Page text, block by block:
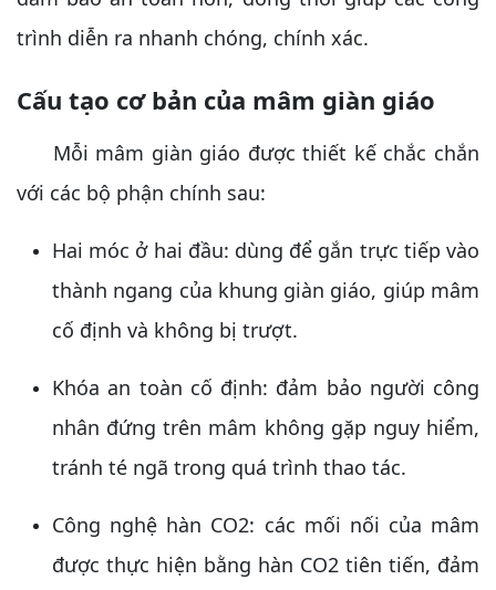
trình diễn ra nhanh chóng, chính xác.
Cấu tạo cơ bản của mâm giàn giáo
Mỗi mâm giàn giáo được thiết kế chắc chắn
với các bộ phận chính sau:
Hai móc ở hai đầu: dùng để gắn trực tiếp vào
thành ngang của khung giàn giáo, giúp mâm
cố định và không bị trượt.
Khóa an toàn cố định: đảm bảo người công
nhân đứng trên mâm không gặp nguy hiểm,
tránh té ngã trong quá trình thao tác.
Công nghệ hàn CO2: các mối nối của mâm
được thực hiện bằng hàn CO2 tiên tiến, đảm